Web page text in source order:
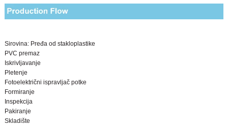
Sirovina: Pređa od stakloplastike
PVC premaz
Iskrivljavanje
Pletenje
Fotoelektrični ispravljač potke
Formiranje
Inspekcija
Pakiranje
Skladište